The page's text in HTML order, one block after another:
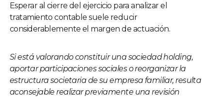
Esperar al cierre del ejercicio para analizar el
tratamiento contable suele reducir
considerablemente el margen de actuación.
Si está valorando constituir una sociedad holding,
aportar participaciones sociales o reorganizar la
estructura societaria de su empresa familiar, resulta
aconsejable realizar previamente una revisión